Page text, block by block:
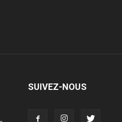
SUIVEZ-NOUS